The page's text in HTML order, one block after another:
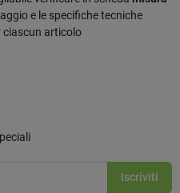
e le specifiche tecniche
ciascun articolo